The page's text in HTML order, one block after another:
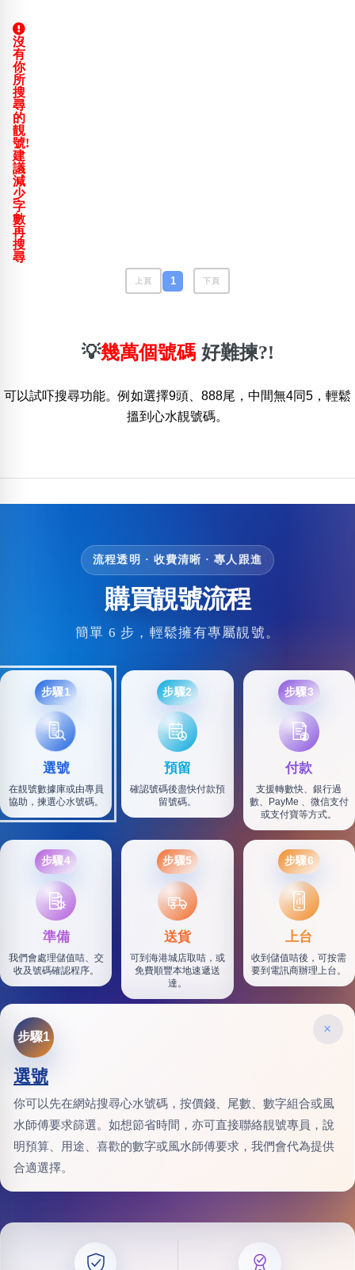
清除全部分類
沒
有
你
所
搜
尋
的
靚
號!
建
議
減
少
字
數
再
搜
尋
上頁 1 下頁
💡幾萬個號碼 好難揀?!
可以試吓搜尋功能。例如選擇9頭、888尾，中間無4同5，輕鬆
搵到心水靚號碼。
流程透明 · 收費清晰 · 專人跟進
購買靚號流程
簡單 6 步，輕鬆擁有專屬靚號。
步驟1
選號
在靚號數據庫或由專員
協助，揀選心水號碼。
步驟2
預留
確認號碼後盡快付款預
留號碼。
步驟3
付款
支援轉數快、銀行過
數、PayMe 、微信支付
或支付寶等方式。
步驟4
準備
我們會處理儲值咭、交
收及號碼確認程序。
步驟5
SF
送貨
可到海港城店取咭，或
免費順豐本地速遞送
達。
步驟6
上台
收到儲值咭後，可按需
要到電訊商辦理上台。
×
步驟1
選號
你可以先在網站搜尋心水號碼，按價錢、尾數、數字組合或風
水師傅要求篩選。如想節省時間，亦可直接聯絡靚號專員，說
明預算、用途、喜歡的數字或風水師傅要求，我們會代為提供
合適選擇。